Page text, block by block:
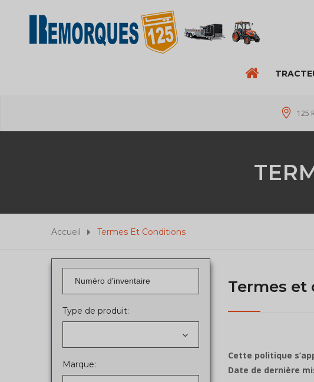
125
Accueil Termes Et Conditions
Type de produit:
Marque:
Termes
Cette politique
Date de dernière